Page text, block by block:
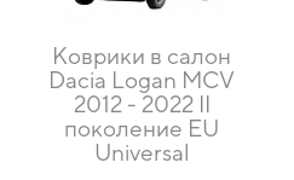
Коврики в салон
Dacia Logan MCV
2012 - 2022 II
поколение EU
Universal